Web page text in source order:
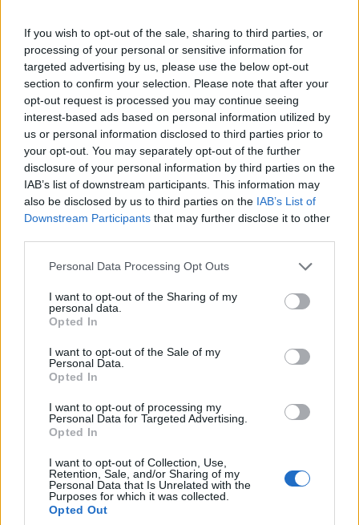
If you wish to opt-out of the sale, sharing to third parties, or
processing of your personal or sensitive information for
targeted advertising by us, please use the below opt-out
section to confirm your selection. Please note that after your
opt-out request is processed you may continue seeing
interest-based ads based on personal information utilized by
us or personal information disclosed to third parties prior to
your opt-out. You may separately opt-out of the further
disclosure of your personal information by third parties on the
IAB’s list of downstream participants. This information may
also be disclosed by us to third parties on the IAB’s List of
Downstream Participants that may further disclose it to other
Personal Data Processing Opt Outs
I want to opt-out of the Sharing of my
personal data.
Opted In
I want to opt-out of the Sale of my
Personal Data.
Opted In
I want to opt-out of processing my
Personal Data for Targeted Advertising.
Opted In
I want to opt-out of Collection, Use,
Retention, Sale, and/or Sharing of my
Personal Data that Is Unrelated with the
Purposes for which it was collected.
Opted Out
Palabras extra:
N
A
O
C
O
N
O
C
A
N
A C
O
C
O C
A
C
A C H
O
A
N C H
O
RESPUESTAS
Por favor seleccione los niveles:
Palabras Conectadas Respuesta de nivel 25716
Palabras Conectadas Respuesta de nivel 25717